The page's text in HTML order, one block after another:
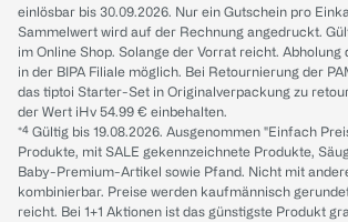
einlösbar bis 30.09.2026. Nur ein Gutschein pro
Sammelwert wird auf der Rechnung angedruckt.
im Online Shop. Solange der Vorrat reicht.
in der BIPA Filiale möglich. Bei Retournierung der
das tiptoi Starter-Set in Originalverpackung zu
der Wert iHv 54.99 € einbehalten.
*⁴ Gültig bis 19.08.2026. Ausgenommen "Einfach
Produkte, mit SALE gekennzeichnete Produkte,
Baby-Premium-Artikel sowie Pfand. Nicht mit
kombinierbar. Preise werden kaufmännisch
reicht. Bei 1+1 Aktionen ist das günstigste Produkt